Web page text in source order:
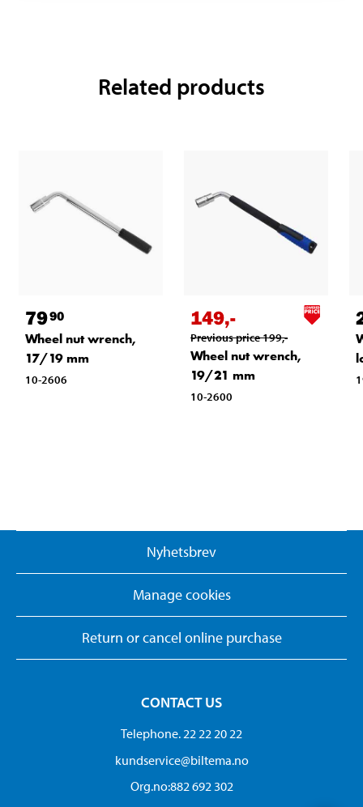
Related products
7990
Wheel nut wrench,
17/19 mm
10-2606
149,-
Previous price199,-
Wheel nut wrench,
19/21 mm
10-2600
Nyhetsbrev
Manage cookies
Return or cancel online purchase
CONTACT US
Telephone. 22 22 20 22
kundservice@biltema.no
Org.no:882 692 302